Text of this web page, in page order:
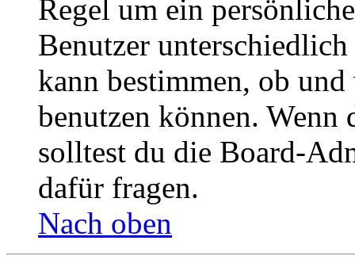
Regel um ein
Benutzer
kann bestimmen, ob
benutzen können. Wenn
solltest du die Board-
dafür fragen.
Nach oben